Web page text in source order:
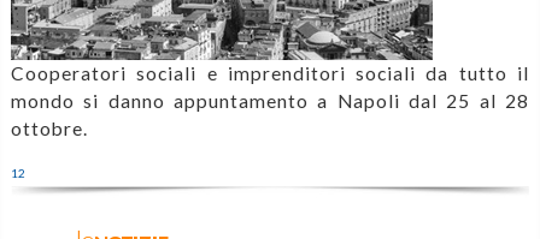
Cooperatori sociali e imprenditori sociali da tutto il
mondo si danno appuntamento a Napoli dal 25 al 28
ottobre.
12